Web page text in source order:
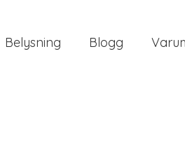
Belysning Blogg